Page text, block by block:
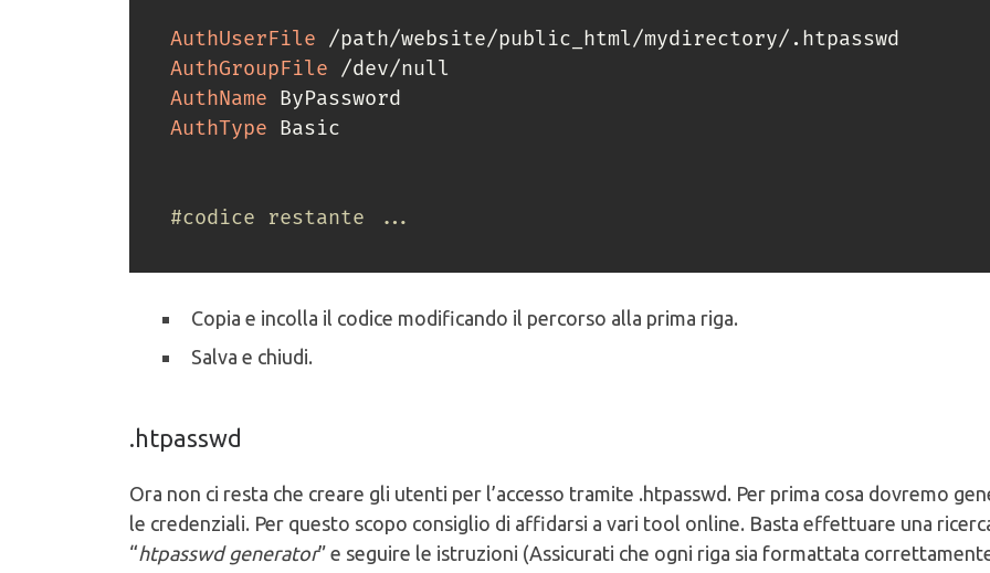
AuthUserFile
AuthGroupFile
AuthName
AuthType Basic
#codice restante ...
Copia e incolla il codice modificando il percorso alla prima riga.
Salva e chiudi.
.htpasswd
Ora non ci resta che creare gli utenti per l’accesso tramite .htpasswd. Per prima cosa dovremo
le credenziali. Per questo scopo consiglio di affidarsi a vari tool online. Basta effettuare una
“htpasswd generator” e seguire le istruzioni (Assicurati che ogni riga sia formattata